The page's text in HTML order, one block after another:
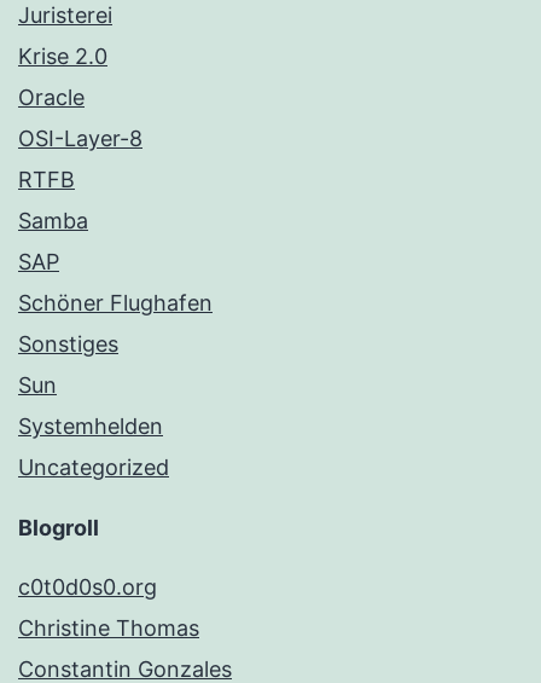
Juristerei
Krise 2.0
Oracle
OSI-Layer-8
RTFB
Samba
SAP
Schöner Flughafen
Sonstiges
Sun
Systemhelden
Uncategorized
Blogroll
c0t0d0s0.org
Christine Thomas
Constantin Gonzales